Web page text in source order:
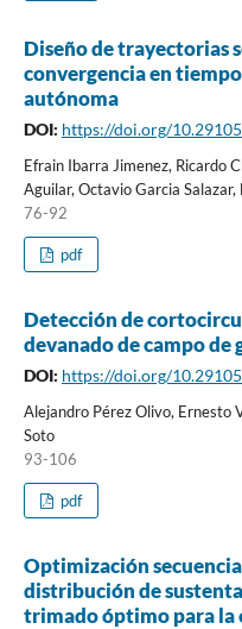
Diseño de trayectorias
convergencia en
autónoma
DOI: https://doi.org/
Efrain Ibarra Jimenez, Ricardo
Aguilar, Octavio Garcia
76-92
pdf
Detección de
devanado de campo de
DOI: https://doi.org/
Alejandro Pérez Olivo, Ernesto
Soto
93-106
pdf
Optimización
distribución de
trimado óptimo para la